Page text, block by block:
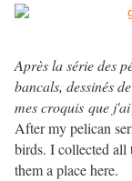
Après la série des
bancals, dessinés
mes croquis que
After my pelican
birds. I collected all
them a place here.